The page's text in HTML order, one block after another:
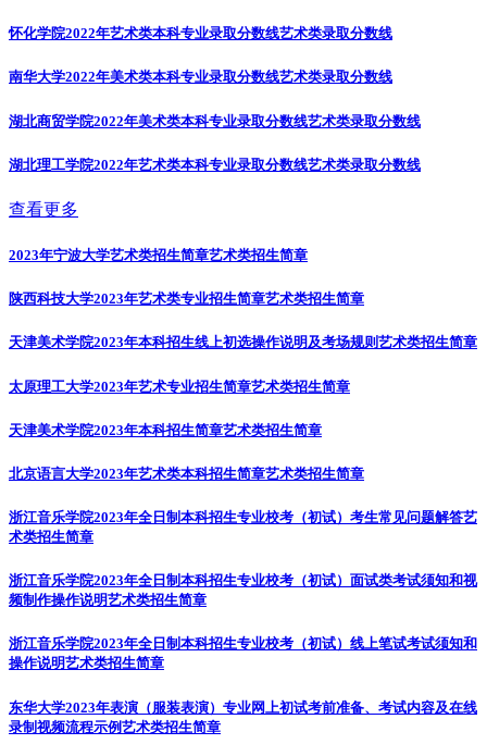
怀化学院2022年艺术类本科专业录取分数线艺术类录取分数线
南华大学2022年美术类本科专业录取分数线艺术类录取分数线
湖北商贸学院2022年美术类本科专业录取分数线艺术类录取分数线
湖北理工学院2022年艺术类本科专业录取分数线艺术类录取分数线
查看更多
2023年宁波大学艺术类招生简章艺术类招生简章
陕西科技大学2023年艺术类专业招生简章艺术类招生简章
天津美术学院2023年本科招生线上初选操作说明及考场规则艺术类招生简章
太原理工大学2023年艺术专业招生简章艺术类招生简章
天津美术学院2023年本科招生简章艺术类招生简章
北京语言大学2023年艺术类本科招生简章艺术类招生简章
浙江音乐学院2023年全日制本科招生专业校考（初试）考生常见问题解答艺
术类招生简章
浙江音乐学院2023年全日制本科招生专业校考（初试）面试类考试须知和视
频制作操作说明艺术类招生简章
浙江音乐学院2023年全日制本科招生专业校考（初试）线上笔试考试须知和
操作说明艺术类招生简章
东华大学2023年表演（服装表演）专业网上初试考前准备、考试内容及在线
录制视频流程示例艺术类招生简章